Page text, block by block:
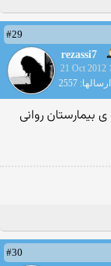
#29
rezassi7
21 Oct 2012
ارسالها: 2557
ى بيمارستان روانى
#30